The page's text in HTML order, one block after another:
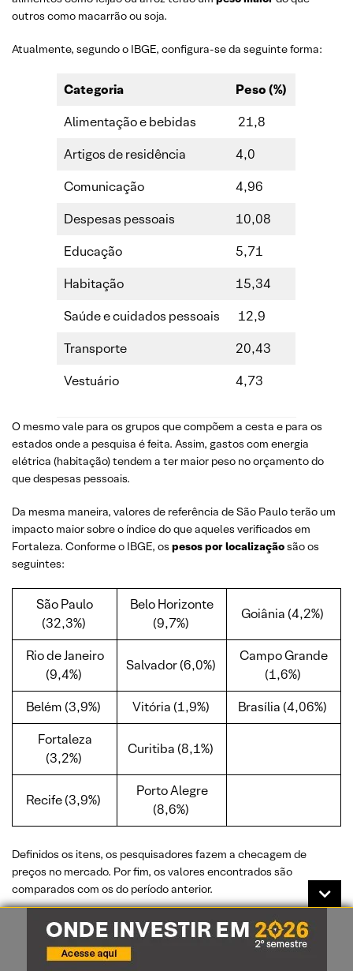
outros como macarrão ou soja.
Atualmente, segundo o IBGE, configura-se da seguinte forma:
Categoria
Peso (%)
Alimentação e bebidas
21,8
Artigos de residência
4,0
Comunicação
4,96
Despesas pessoais
10,08
Educação
5,71
Habitação
15,34
Saúde e cuidados pessoais
12,9
Transporte
20,43
Vestuário
4,73
O mesmo vale para os grupos que compõem a cesta e para os
estados onde a pesquisa é feita. Assim, gastos com energia
elétrica (habitação) tendem a ter maior peso no orçamento do
que despesas pessoais.
Da mesma maneira, valores de referência de São Paulo terão um
impacto maior sobre o índice do que aqueles verificados em
Fortaleza. Conforme o IBGE, os pesos por localizaçãosão os
seguintes:
São Paulo
(32,3%)
Belo Horizonte
(9,7%)
Goiânia (4,2%)
Rio de Janeiro
(9,4%)
Salvador (6,0%)
Campo Grande
(1,6%)
Belém (3,9%)
Vitória (1,9%)
Brasília (4,06%)
Fortaleza
(3,2%)
Curitiba (8,1%)
Recife (3,9%)
Porto Alegre
(8,6%)
Definidos os itens, os pesquisadores fazem a checagem de
preços no mercado. Por fim, os valores encontrados são
comparados com os do período anterior.
Exemplo do cálculo de inflação